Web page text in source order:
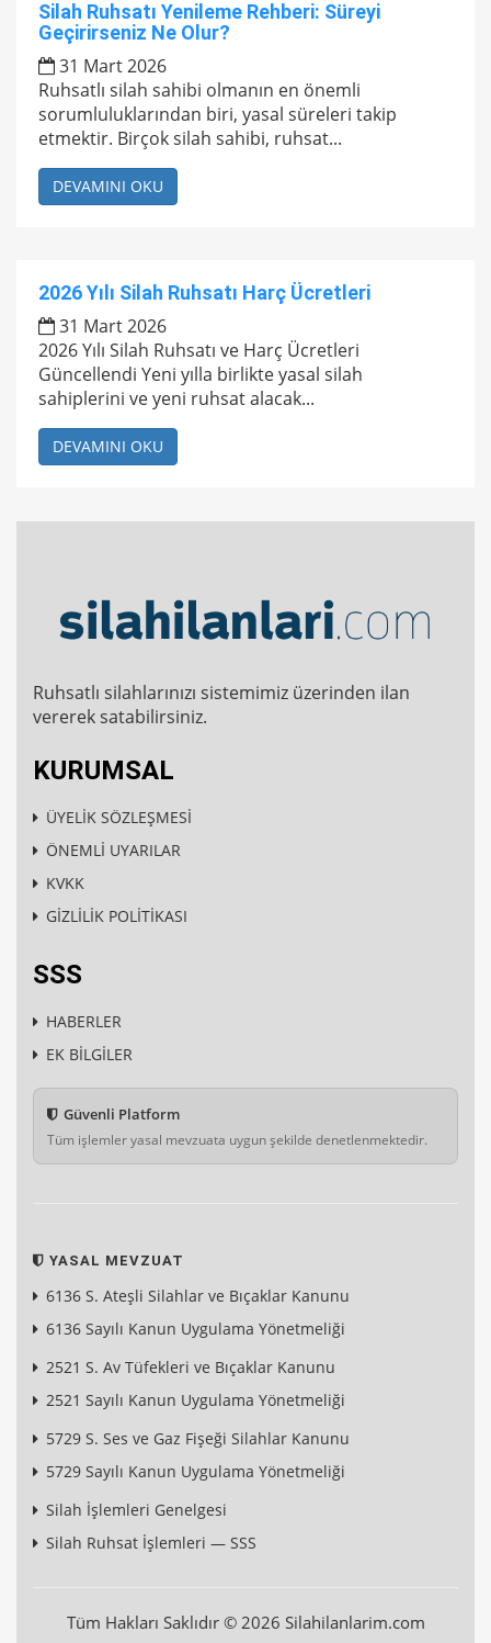
Silah Ruhsatı Yenileme Rehberi: Süreyi
Geçirirseniz Ne Olur?
31 Mart 2026
Ruhsatlı silah sahibi olmanın en önemli
sorumluluklarından biri, yasal süreleri takip
etmektir. Birçok silah sahibi, ruhsat...
DEVAMINI OKU
2026 Yılı Silah Ruhsatı Harç Ücretleri
31 Mart 2026
2026 Yılı Silah Ruhsatı ve Harç Ücretleri
Güncellendi Yeni yılla birlikte yasal silah
sahiplerini ve yeni ruhsat alacak...
DEVAMINI OKU
Ruhsatlı silahlarınızı sistemimiz üzerinden ilan
vererek satabilirsiniz.
KURUMSAL
ÜYELİK SÖZLEŞMESİ
ÖNEMLİ UYARILAR
KVKK
GİZLİLİK POLİTİKASI
SSS
HABERLER
EK BİLGİLER
Güvenli Platform
Tüm işlemler yasal mevzuata uygun şekilde denetlenmektedir.
YASAL MEVZUAT
6136 S. Ateşli Silahlar ve Bıçaklar Kanunu
6136 Sayılı Kanun Uygulama Yönetmeliği
2521 S. Av Tüfekleri ve Bıçaklar Kanunu
2521 Sayılı Kanun Uygulama Yönetmeliği
5729 S. Ses ve Gaz Fişeği Silahlar Kanunu
5729 Sayılı Kanun Uygulama Yönetmeliği
Silah İşlemleri Genelgesi
Silah Ruhsat İşlemleri — SSS
Tüm Hakları Saklıdır © 2026 Silahilanlarim.com